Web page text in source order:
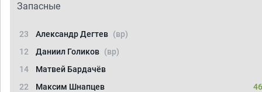
Запасные
23 Александр Дегтев (вр)
12
Даниил Голиков (вр)
14
Матвей Бардачёв
22
Максим Шнапцев